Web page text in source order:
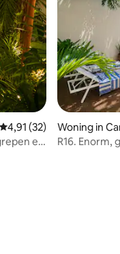
Gemiddelde beoordeling
4,91 (32)
en
Woning in
R16. Enorm,